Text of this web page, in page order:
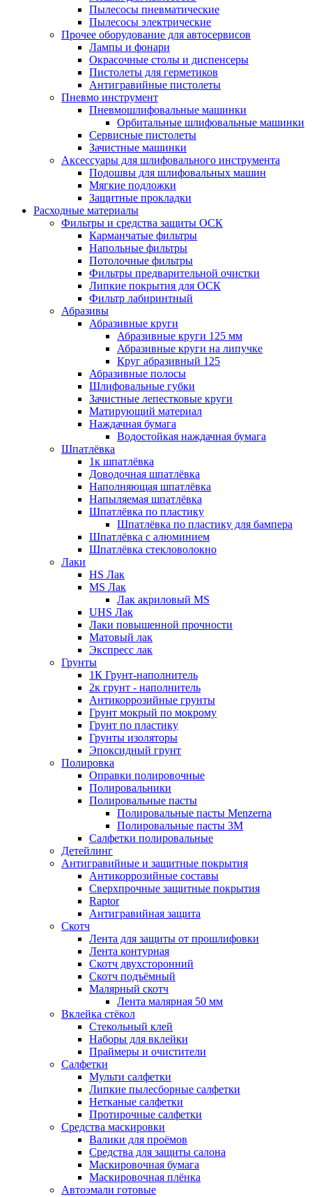
Пылесосы пневматические
Пылесосы электрические
Прочее оборудование для автосервисов
Лампы и фонари
Окрасочные столы и диспенсеры
Пистолеты для герметиков
Антигравийные пистолеты
Пневмо инструмент
Пневмошлифовальные машинки
Орбитальные шлифовальные машинки
Сервисные пистолеты
Зачистные машинки
Аксессуары для шлифовального инструмента
Подошвы для шлифовальных машин
Мягкие подложки
Защитные прокладки
Расходные материалы
Фильтры и средства защиты ОСК
Карманчатые фильтры
Напольные фильтры
Потолочные фильтры
Фильтры предварительной очистки
Липкие покрытия для ОСК
Фильтр лабиринтный
Абразивы
Абразивные круги
Абразивные круги 125 мм
Абразивные круги на липучке
Круг абразивный 125
Абразивные полосы
Шлифовальные губки
Зачистные лепестковые круги
Матирующий материал
Наждачная бумага
Водостойкая наждачная бумага
Шпатлёвка
1к шпатлёвка
Доводочная шпатлёвка
Наполняющая шпатлёвка
Напыляемая шпатлёвка
Шпатлёвка по пластику
Шпатлёвка по пластику для бампера
Шпатлёвка с алюминием
Шпатлёвка стекловолокно
Лаки
HS Лак
MS Лак
Лак акриловый MS
UHS Лак
Лаки повышенной прочности
Матовый лак
Экспресс лак
Грунты
1К Грунт-наполнитель
2к грунт - наполнитель
Антикоррозийные грунты
Грунт мокрый по мокрому
Грунт по пластику
Грунты изоляторы
Эпоксидный грунт
Полировка
Оправки полировочные
Полировальники
Полировальные пасты
Полировальные пасты Menzerna
Полировальные пасты 3M
Салфетки полировальные
Детейлинг
Антигравийные и защитные покрытия
Антикоррозийные составы
Сверхпрочные защитные покрытия
Raptor
Антигравийная защита
Скотч
Лента для защиты от прошлифовки
Лента контурная
Скотч двухсторонний
Скотч подъёмный
Малярный скотч
Лента малярная 50 мм
Вклейка стёкол
Стекольный клей
Наборы для вклейки
Праймеры и очистители
Салфетки
Мульти салфетки
Липкие пылесборные салфетки
Нетканые салфетки
Протирочные салфетки
Средства маскировки
Валики для проёмов
Средства для защиты салона
Маскировочная бумага
Маскировочная плёнка
Автоэмали готовые